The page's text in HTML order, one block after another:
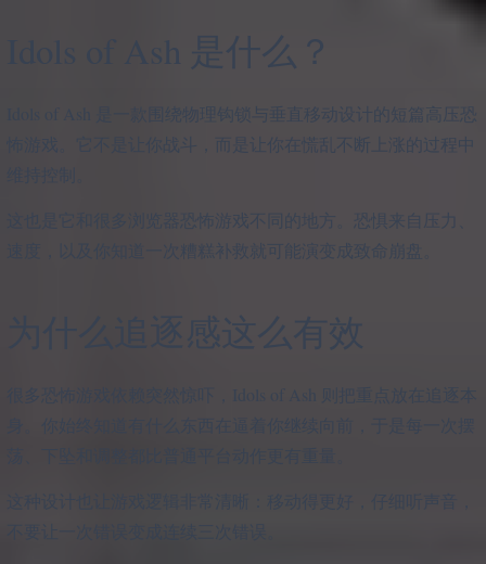
Idols of Ash 是什么？
Idols of Ash 是一款围绕物理钩锁与垂直移动设计的短篇高压恐
怖游戏。它不是让你战斗，而是让你在慌乱不断上涨的过程中
这也是它和很多浏览器恐怖游戏不同的地方。恐惧来自压力、
速度，以及你知道一次糟糕补救就可能演变成致命崩盘。
为什么追逐感这么有效